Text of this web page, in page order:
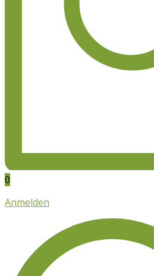
0
Anmelden